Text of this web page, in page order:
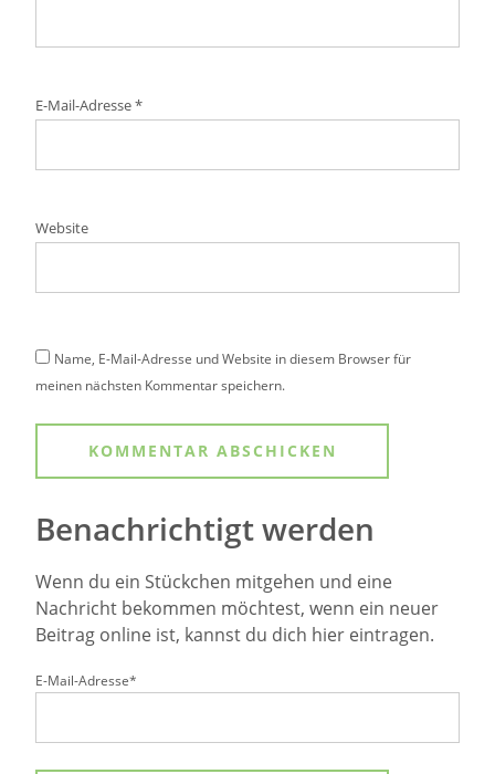
E-Mail-Adresse*
Website
Name, E-Mail-Adresse und Website in diesem Browser für
meinen nächsten Kommentar speichern.
Benachrichtigt werden
Wenn du ein Stückchen mitgehen und eine
Nachricht bekommen möchtest, wenn ein neuer
Beitrag online ist, kannst du dich hier eintragen.
E-Mail-Adresse*